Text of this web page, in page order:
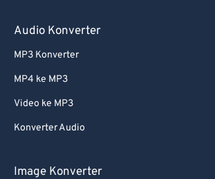
Audio Konverter
MP3 Konverter
MP4 ke MP3
Video ke MP3
Konverter Audio
Image Konverter